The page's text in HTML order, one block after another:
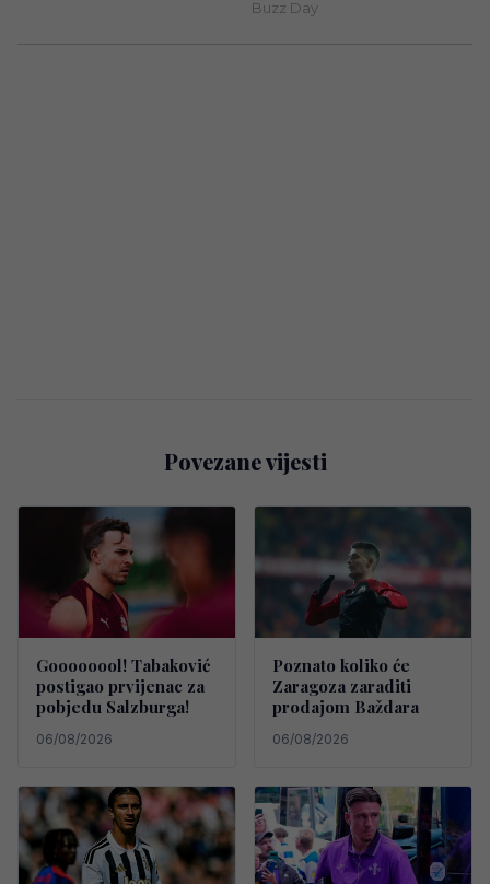
Povezane vijesti
Goooooool! Tabaković
postigao prvijenac za
pobjedu Salzburga!
06/08/2026
Poznato koliko će
Zaragoza zaraditi
prodajom Baždara
06/08/2026